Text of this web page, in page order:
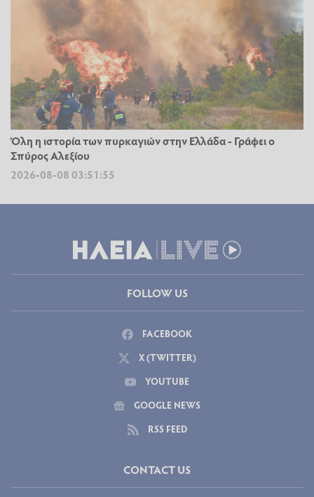
Όλη η ιστορία των πυρκαγιών στην Ελλάδα - Γράφει ο
Σπύρος Αλεξίου
2026-08-08 03:51:55
FOLLOW US
FACEBOOK
X (TWITTER)
YOUTUBE
GOOGLE NEWS
RSS FEED
CONTACT US